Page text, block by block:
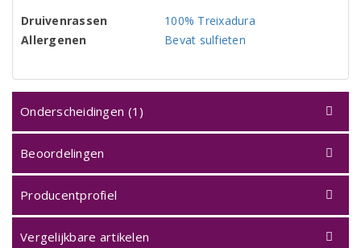
Druivenrassen
100% Treixadura
Allergenen
Bevat sulfieten
Onderscheidingen (1)
Beoordelingen
Producentprofiel
Vergelijkbare artikelen